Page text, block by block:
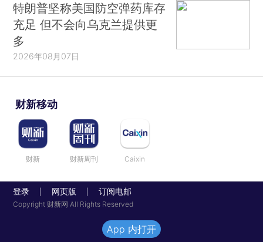
特朗普坚称美国防空弹药库存
充足 但不会向乌克兰提供更
多
2026年08月07日
财新移动
财新 财新周刊 Caixin
登录 网页版 订阅电邮
Copyright 财新网 All Rights Reserved
App 内打开